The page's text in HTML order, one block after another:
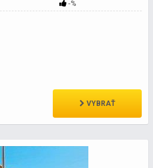
-%
VYBRAŤ